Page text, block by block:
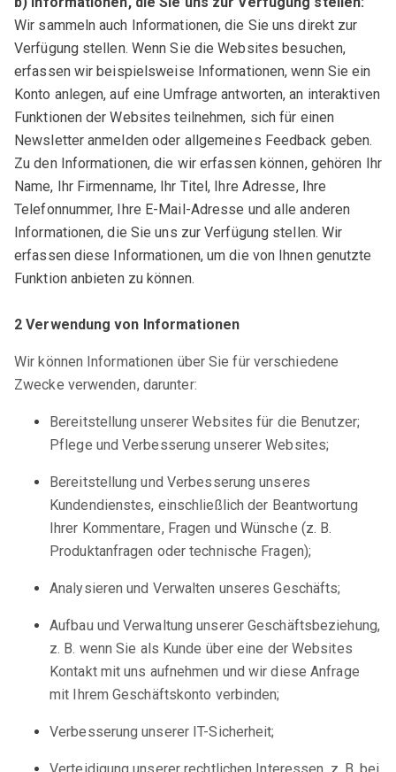
Wir sammeln auch Informationen, die Sie uns direkt zur
Verfügung stellen. Wenn Sie die Websites besuchen,
erfassen wir beispielsweise Informationen, wenn Sie ein
Konto anlegen, auf eine Umfrage antworten, an interaktiven
Funktionen der Websites teilnehmen, sich für einen
Newsletter anmelden oder allgemeines Feedback geben.
Zu den Informationen, die wir erfassen können, gehören Ihr
Name, Ihr Firmenname, Ihr Titel, Ihre Adresse, Ihre
Telefonnummer, Ihre E-Mail-Adresse und alle anderen
Informationen, die Sie uns zur Verfügung stellen. Wir
erfassen diese Informationen, um die von Ihnen genutzte
Funktion anbieten zu können.
2 Verwendung von Informationen
Wir können Informationen über Sie für verschiedene
Zwecke verwenden, darunter:
Bereitstellung unserer Websites für die Benutzer;
Pflege und Verbesserung unserer Websites;
Bereitstellung und Verbesserung unseres
Kundendienstes, einschließlich der Beantwortung
Ihrer Kommentare, Fragen und Wünsche (z. B.
Produktanfragen oder technische Fragen);
Analysieren und Verwalten unseres Geschäfts;
Aufbau und Verwaltung unserer Geschäftsbeziehung,
z. B. wenn Sie als Kunde über eine der Websites
Kontakt mit uns aufnehmen und wir diese Anfrage
mit Ihrem Geschäftskonto verbinden;
Verbesserung unserer IT-Sicherheit;